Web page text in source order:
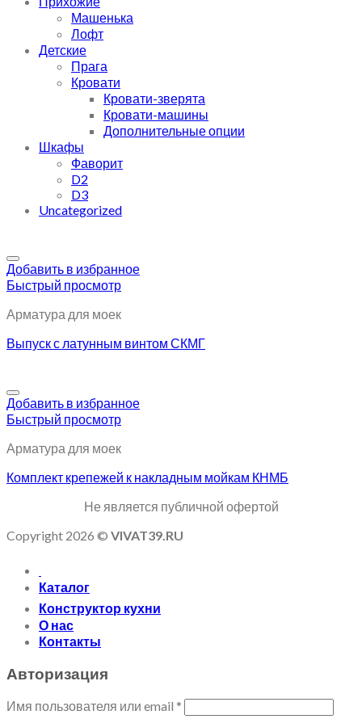
Машенька
Лофт
Детские
Прага
Кровати
Кровати-зверята
Кровати-машины
Дополнительные опции
Шкафы
Фаворит
D2
D3
Uncategorized
Добавить в избранное
Быстрый просмотр
Арматура для моек
Выпуск с латунным винтом СКМГ
Добавить в избранное
Быстрый просмотр
Арматура для моек
Комплект крепежей к накладным мойкам КНМБ
Не является публичной офертой
Copyright 2026 © VIVAT39.RU
Каталог
Конструктор кухни
О нас
Контакты
Авторизация
Имя пользователя или email *